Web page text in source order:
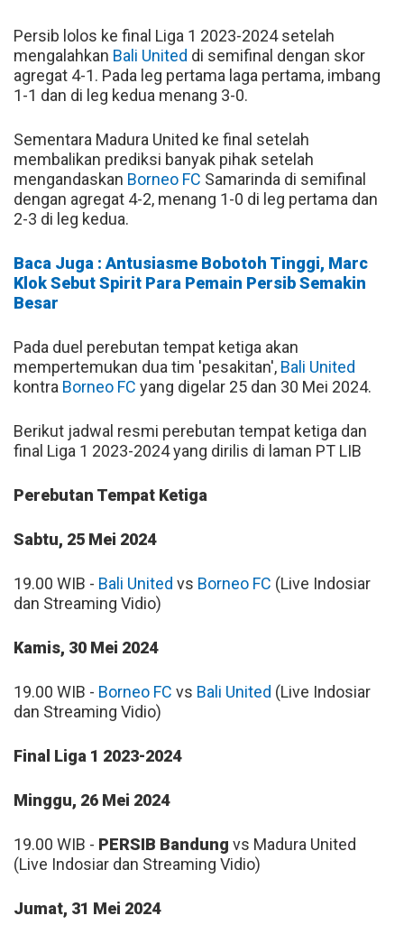
Persib lolos ke final Liga 1 2023-2024 setelah
mengalahkan Bali United di semifinal dengan skor
agregat 4-1. Pada leg pertama laga pertama, imbang
1-1 dan di leg kedua menang 3-0.
Sementara Madura United ke final setelah
membalikan prediksi banyak pihak setelah
mengandaskan Borneo FC Samarinda di semifinal
dengan agregat 4-2, menang 1-0 di leg pertama dan
2-3 di leg kedua.
Baca Juga : Antusiasme Bobotoh Tinggi, Marc
Klok Sebut Spirit Para Pemain Persib Semakin
Besar
Pada duel perebutan tempat ketiga akan
mempertemukan dua tim 'pesakitan', Bali United
kontra Borneo FC yang digelar 25 dan 30 Mei 2024.
Berikut jadwal resmi perebutan tempat ketiga dan
final Liga 1 2023-2024 yang dirilis di laman PT LIB
Perebutan Tempat Ketiga
Sabtu, 25 Mei 2024
19.00 WIB - Bali United vs Borneo FC (Live Indosiar
dan Streaming Vidio)
Kamis, 30 Mei 2024
19.00 WIB - Borneo FC vs Bali United (Live Indosiar
dan Streaming Vidio)
Final Liga 1 2023-2024
Minggu, 26 Mei 2024
19.00 WIB - PERSIB Bandung vs Madura United
(Live Indosiar dan Streaming Vidio)
Jumat, 31 Mei 2024